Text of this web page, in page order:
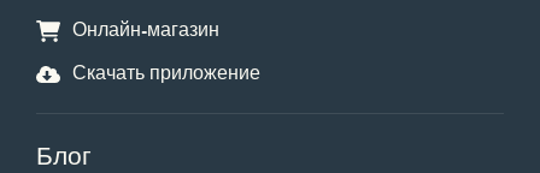
Онлайн-магазин
Скачать приложение
Блог